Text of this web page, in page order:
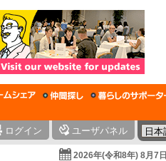
ログイン ユーザパネル
2026年(令和8年) 8月7